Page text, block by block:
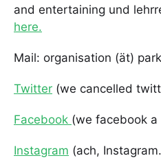
and entertaining und
here.
Mail: organisation (ät)
Twitter (we cancelled
Facebook (we facebook a
Instagram (ach,